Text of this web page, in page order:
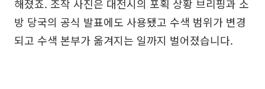
해졌죠. 조작 사진은 대전시의 포획 상황 브리핑과 소
방 당국의 공식 발표에도 사용됐고 수색 범위가 변경
되고 수색 본부가 옮겨지는 일까지 벌어졌습니다.